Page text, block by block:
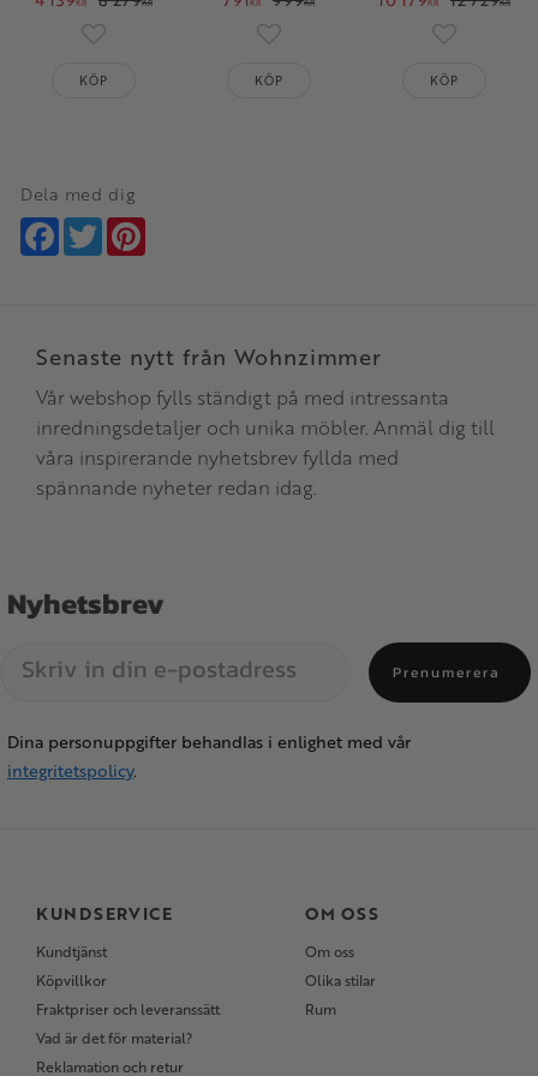
Lägg till i favoriter
KÖP
Lägg till i favoriter
KÖP
Lägg till i
KÖP
Dela med dig
Facebook
Twitter
Senaste nytt från Wohnzimmer
Vår webshop fylls ständigt på med intressanta
inredningsdetaljer och unika möbler. Anmäl dig till
våra inspirerande nyhetsbrev fyllda med
spännande nyheter redan idag.
Nyhetsbrev
Prenumerera
Dina personuppgifter behandlas i enlighet med vår
integritetspolicy.
KUNDSERVICE
Kundtjänst
Köpvillkor
Fraktpriser och leveranssätt
Vad är det för material?
Reklamation och retur
OM OSS
Om oss
Olika stilar
Rum